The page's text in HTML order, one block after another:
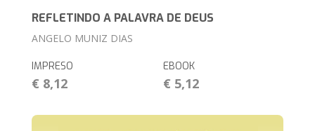
REFLETINDO A PALAVRA DE DEUS
ANGELO MUNIZ DIAS
IMPRESO
€ 8,12
EBOOK
€ 5,12